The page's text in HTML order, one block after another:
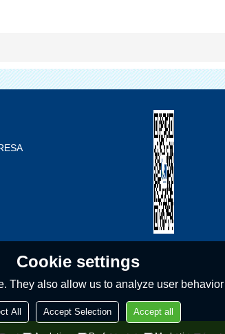
Cookie settings
also allow us to analyze user
All Accept Selection Accept all